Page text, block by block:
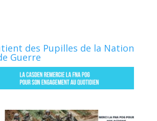
des Pupilles de la Nation
Guerre